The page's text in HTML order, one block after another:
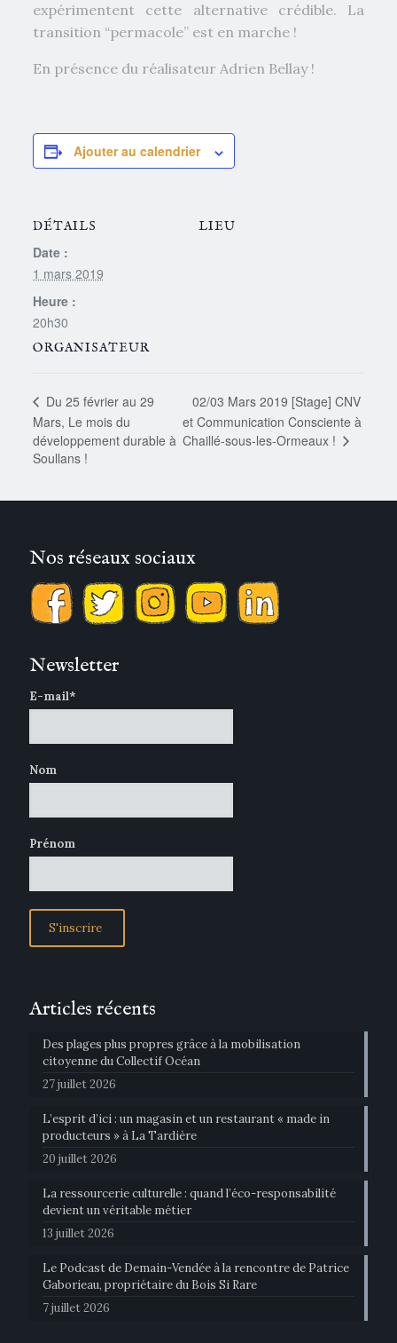
expérimentent cette alternative crédible. La
transition “permacole” est en marche !
En présence du réalisateur Adrien Bellay !
Ajouter au calendrier
DÉTAILS
Date :
1 mars 2019
Heure :
20h30
ORGANISATEUR
LIEU
Du 25 février au 29
Mars, Le mois du
développement durable à
Soullans !
02/03 Mars 2019 [Stage] CNV
et Communication Consciente à
Chaillé-sous-les-Ormeaux !
Nos réseaux sociaux
Newsletter
E-mail*
Nom
Prénom
Articles récents
Des plages plus propres grâce à la mobilisation
citoyenne du Collectif Océan
27 juillet 2026
L’esprit d’ici : un magasin et un restaurant « made in
producteurs » à La Tardière
20 juillet 2026
La ressourcerie culturelle : quand l’éco-responsabilité
devient un véritable métier
13 juillet 2026
Le Podcast de Demain-Vendée à la rencontre de Patrice
Gaborieau, propriétaire du Bois Si Rare
7 juillet 2026